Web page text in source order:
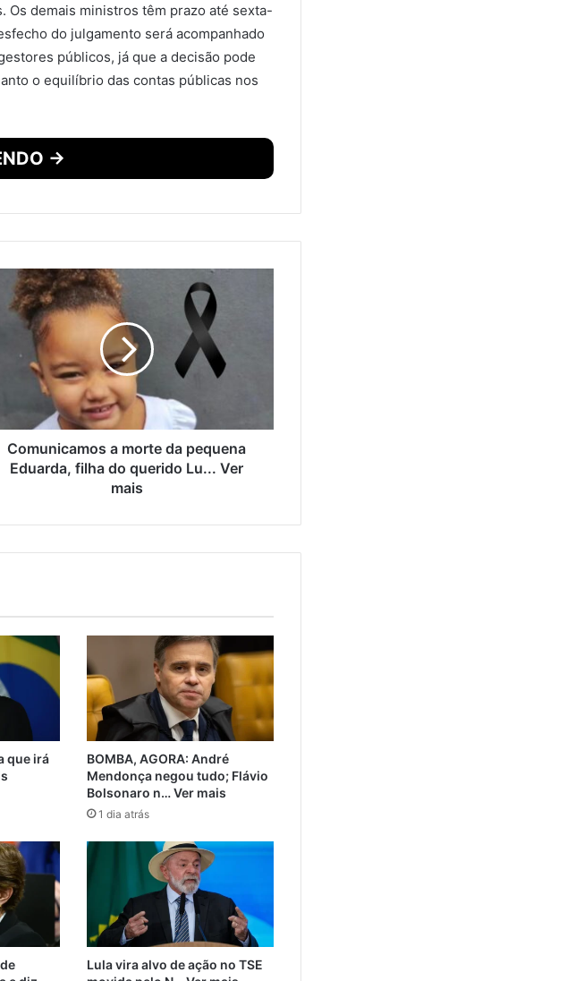
Os demais ministros têm prazo até sexta-
do julgamento será acompanhado
públicos, já que a decisão pode
o equilíbrio das contas públicas nos
→
Comunicamos a morte da pequena
Eduarda, filha do querido Lu... Ver
mais
que irá
BOMBA, AGORA: André
Mendonça negou tudo; Flávio
Bolsonaro n… Ver mais
1 dia atrás
Lula vira alvo de ação no TSE